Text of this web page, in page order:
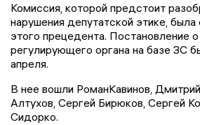
Комиссия, которой предстоит
нарушения депутатской этике,
этого прецедента. Постановление
регулирующего органа на базе ЗС
апреля.
В нее вошли РоманКавинов,
Алтухов, Сергей Бирюков, Сергей
Сидорко.